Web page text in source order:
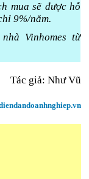
mua sẽ được hỗ
9%/năm.
Vinhomes từ
Tác giả: Như Vũ